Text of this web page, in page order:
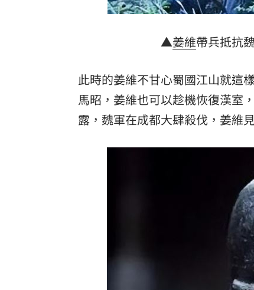
▲姜維帶兵抵抗
此時的姜維不甘心蜀國江山就這
馬昭，姜維也可以趁機恢復漢室
露，魏軍在成都大肆殺伐，姜維